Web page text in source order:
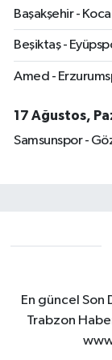
Başakşehir -
Beşiktaş -
Amed -
17 Ağustos,
Samsunspor -
En güncel
Trabzon